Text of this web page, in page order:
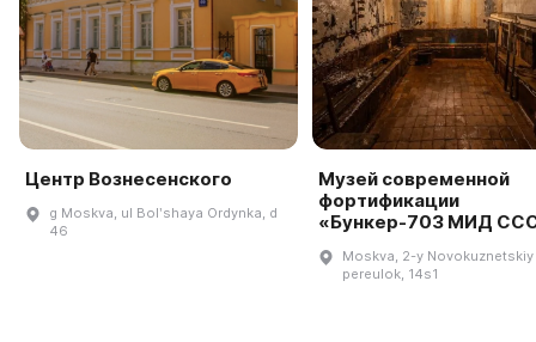
Центр Вознесенского
g Moskva, ul Bolʹshaya Ordynka, d
46
Музей современной
фортификации
«Бункер-703 МИД
Moskva, 2-y Novokuznetskiy
pereulok, 14s1